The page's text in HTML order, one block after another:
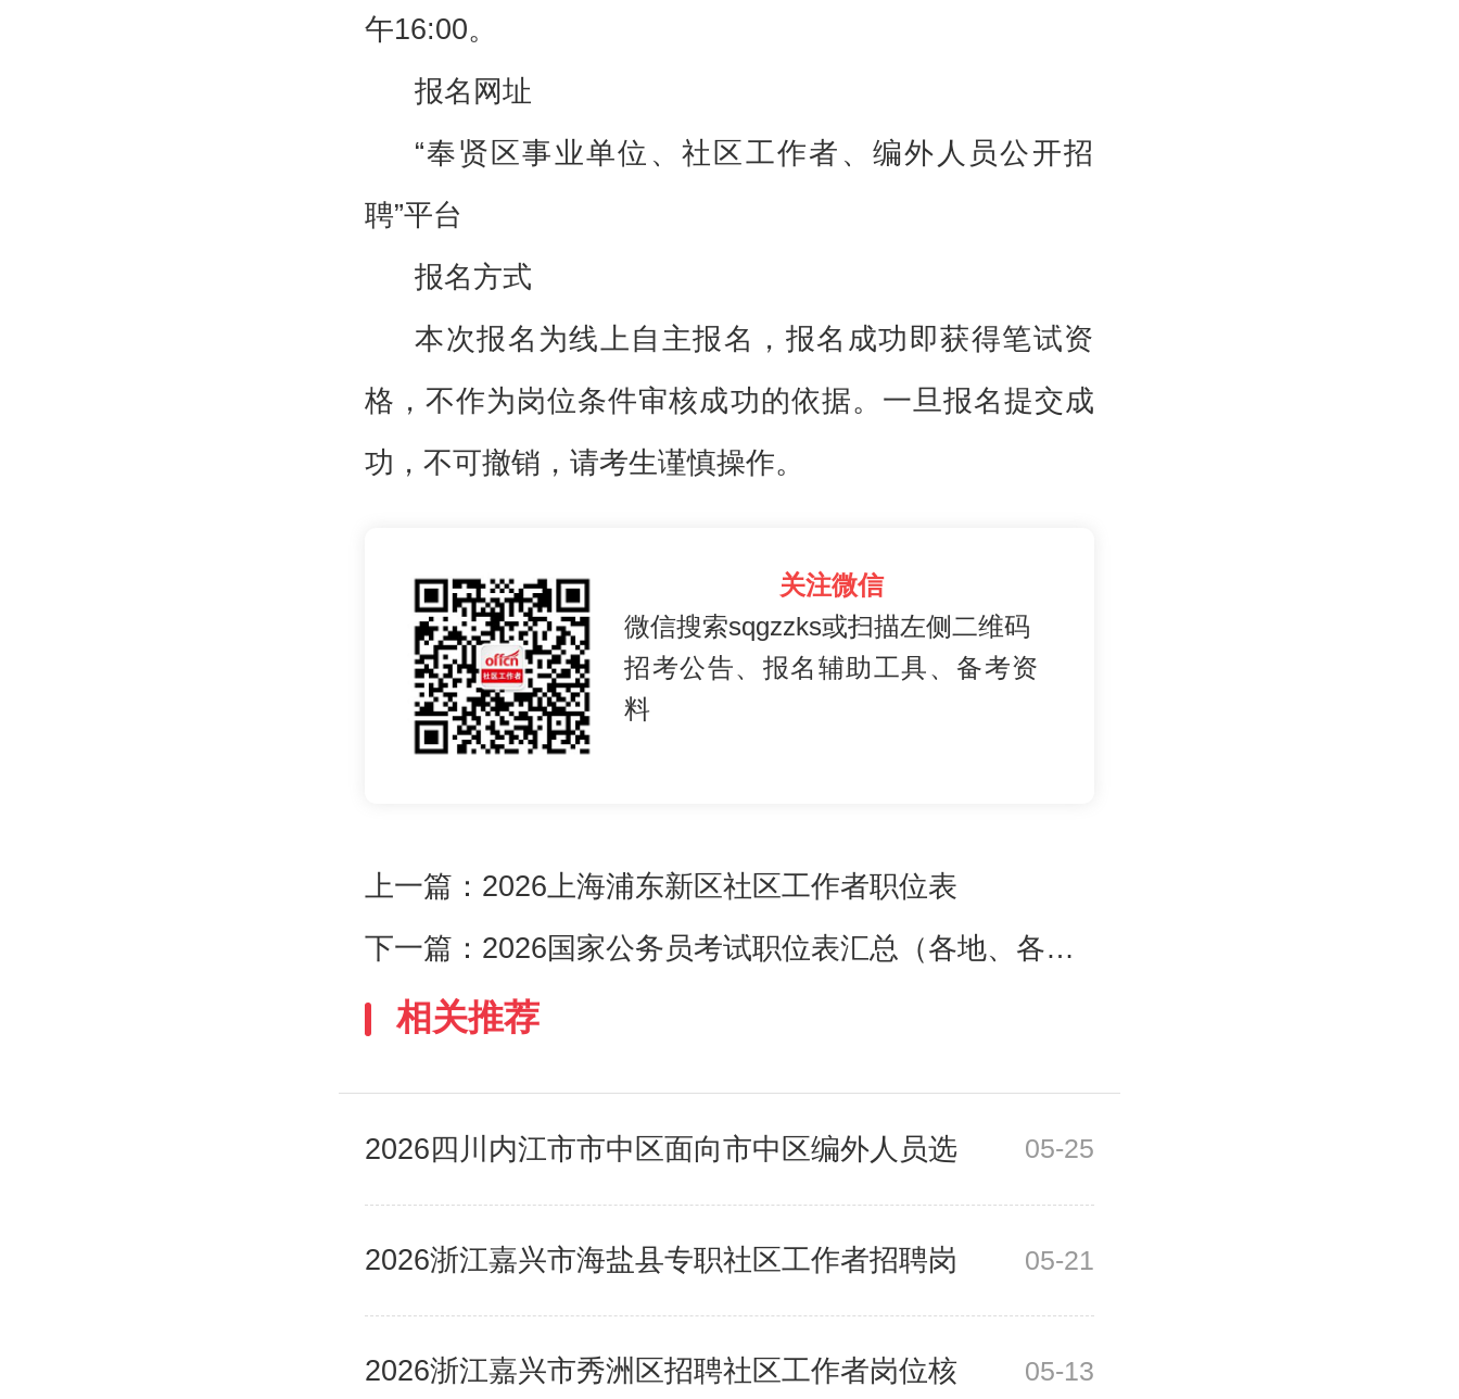
午16:00。
报名网址
“奉贤区事业单位、社区工作者、编外人员公开招
聘”平台
报名方式
本次报名为线上自主报名，报名成功即获得笔试资
格，不作为岗位条件审核成功的依据。一旦报名提交成
功，不可撤销，请考生谨慎操作。
关注微信
微信搜索sqgzzks或扫描左侧二维码
招考公告、报名辅助工具、备考资
料
上一篇： 2026上海浦东新区社区工作者职位表
下一篇： 2026国家公务员考试职位表汇总（各地、各部门）
相关推荐
2026四川内江市市中区面向市中区编外人员选 05-25
2026浙江嘉兴市海盐县专职社区工作者招聘岗 05-21
2026浙江嘉兴市秀洲区招聘社区工作者岗位核 05-13